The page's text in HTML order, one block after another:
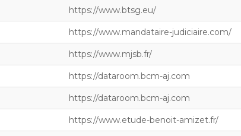
https://www.btsg.eu/
https://www.mandataire-judiciaire.com/
https://www.mjsb.fr/
https://dataroom.bcm-aj.com
https://dataroom.bcm-aj.com
https://www.etude-benoit-amizet.fr/